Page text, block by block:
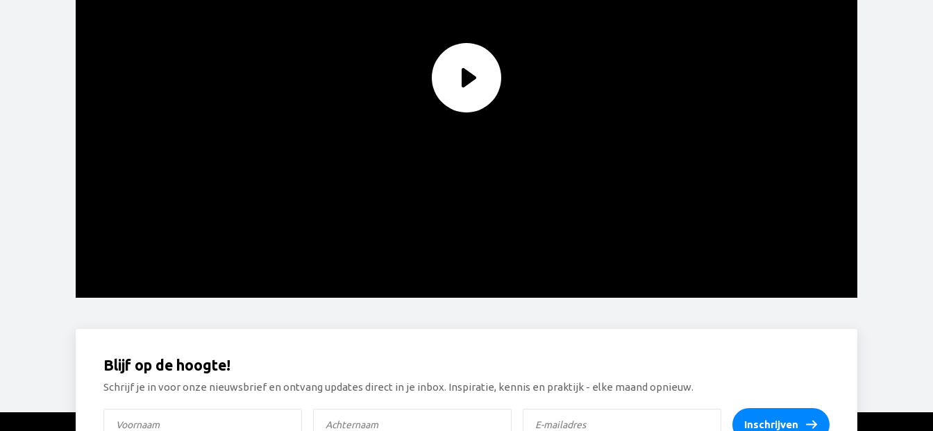
Blijf op de hoogte!
Schrijf je in voor onze nieuwsbrief en ontvang updates direct in je inbox. Inspiratie, kennis en praktijk - elke maand opnieuw.
Inschrijven